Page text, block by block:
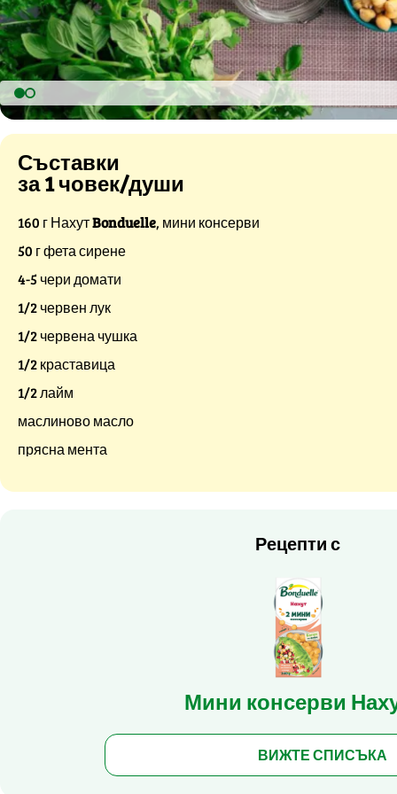
Съставки
за 1 човек/души
160 г НахутBonduelle, мини консерви
50 г фета сирене
4-5 чери домати
1/2 червен лук
1/2 червена чушка
1/2 краставица
1/2 лайм
маслиново масло
прясна мента
Рецепти с
Мини консерви
ВИЖТЕ СПИСЪКА